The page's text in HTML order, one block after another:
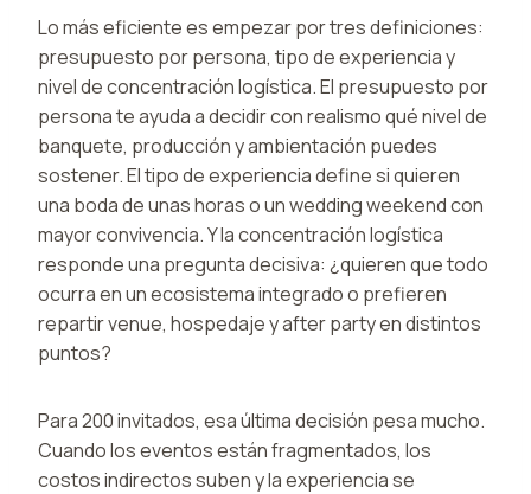
Lo más eficiente es empezar por tres definiciones:
presupuesto por persona, tipo de experiencia y
nivel de concentración logística. El presupuesto por
persona te ayuda a decidir con realismo qué nivel de
banquete, producción y ambientación puedes
sostener. El tipo de experiencia define si quieren
una boda de unas horas o un wedding weekend con
mayor convivencia. Y la concentración logística
responde una pregunta decisiva: ¿quieren que todo
ocurra en un ecosistema integrado o prefieren
repartir venue, hospedaje y after party en distintos
puntos?
Para 200 invitados, esa última decisión pesa mucho.
Cuando los eventos están fragmentados, los
costos indirectos suben y la experiencia se